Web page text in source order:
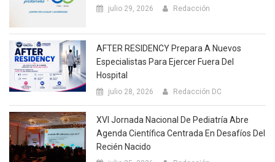
julio 29, 2026 Redacción
AFTER RESIDENCY Prepara A Nuevos
Especialistas Para Ejercer Fuera Del
Hospital
julio 28, 2026 Redacción DC
XVI Jornada Nacional De Pediatría Abre
Agenda Científica Centrada En Desafíos Del
Recién Nacido